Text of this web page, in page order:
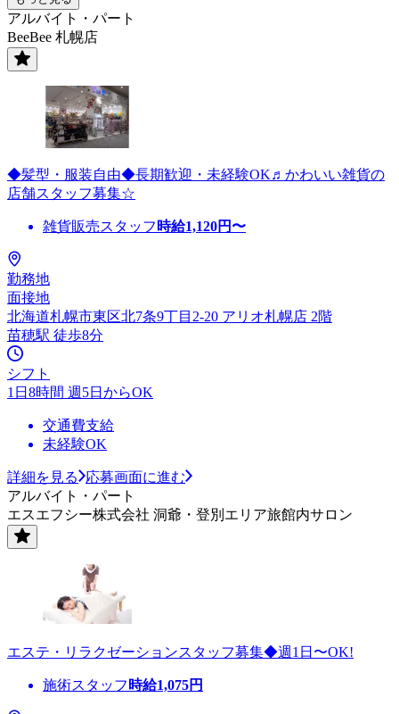
アルバイト・パート
BeeBee 札幌店
◆髪型・服装自由◆長期歓迎・未経験OK♬かわいい雑貨の
店舗スタッフ募集☆
雑貨販売スタッフ 時給1,120円〜
勤務地
面接地
北海道札幌市東区北7条9丁目2-20 アリオ札幌店 2階
苗穂駅 徒歩8分
シフト
1日8時間 週5日からOK
交通費支給
未経験OK
詳細を見る
応募画面に進む
アルバイト・パート
エスエフシー株式会社 洞爺・登別エリア旅館内サロン
エステ・リラクゼーションスタッフ募集◆週1日〜OK!
施術スタッフ 時給1,075円